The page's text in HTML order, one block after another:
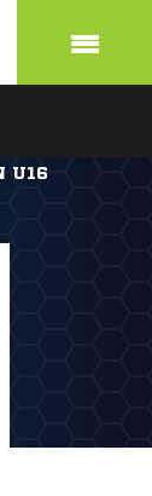
U16